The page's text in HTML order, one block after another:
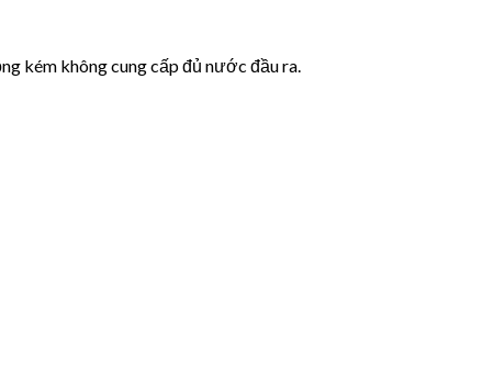
kém không cung cấp đủ nước đầu ra.